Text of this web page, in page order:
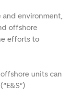
and environment,
offshore
efforts to
units can